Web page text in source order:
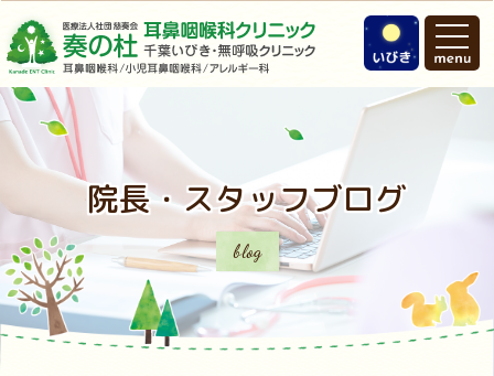
院長・スタッフブログ
blog